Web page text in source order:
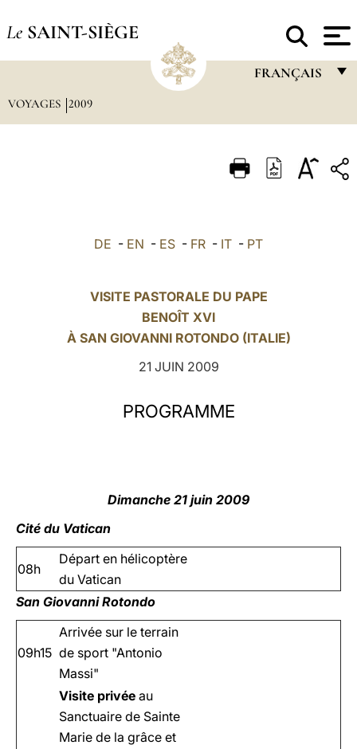
Le SAINT-SIÈGE
FRANÇAIS
ITALIANO
POLSKI
VOYAGES 2009
DE - EN - ES - FR - IT - PT
VISITE PASTORALE DU PAPE
BENOÎT XVI
À SAN GIOVANNI ROTONDO (ITALIE)
21 JUIN 2009
PROGRAMME
Dimanche 21 juin 2009
Cité du Vatican
08h
Départ en hélicoptère
du Vatican
San Giovanni Rotondo
09h15
Arrivée sur le terrain
de sport "Antonio
Massi"
Visite privée au
Sanctuaire de Sainte
Marie de la grâce et